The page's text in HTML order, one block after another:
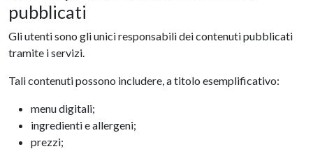
pubblicati
Gli utenti sono gli unici responsabili dei contenuti pubblicati
tramite i servizi.
Tali contenuti possono includere, a titolo esemplificativo:
menu digitali;
ingredienti e allergeni;
prezzi;